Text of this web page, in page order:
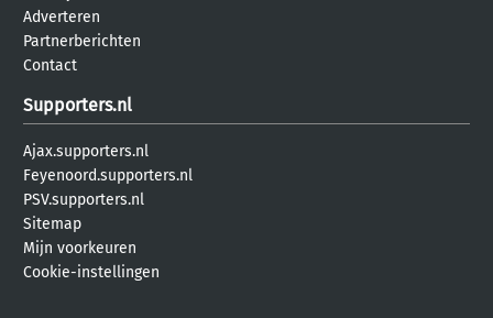
Adverteren
Partnerberichten
Contact
Supporters.nl
Ajax.supporters.nl
Feyenoord.supporters.nl
PSV.supporters.nl
Sitemap
Mijn voorkeuren
Cookie-instellingen